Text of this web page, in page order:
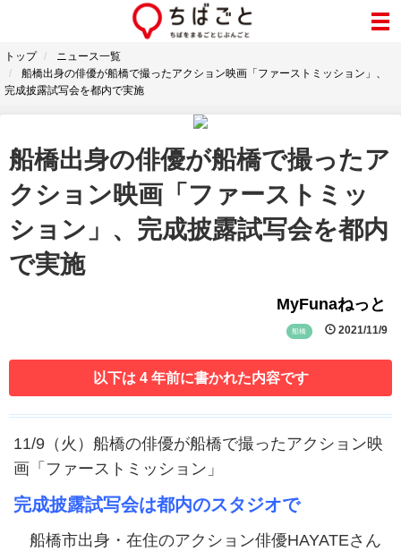
トップ
ニュース一覧
船橋出身の俳優が船橋で撮ったアクション映画「ファーストミッション」、
完成披露試写会を都内で実施
船橋出身の俳優が船橋で撮ったア
クション映画「ファーストミッ
ション」、完成披露試写会を都内
で実施
MyFunaねっと
船橋 2021/11/9
以下は 4 年前に書かれた内容です
11/9（火）船橋の俳優が船橋で撮ったアクション映
画「ファーストミッション」
完成披露試写会は都内のスタジオで
船橋市出身・在住のアクション俳優HAYATEさん